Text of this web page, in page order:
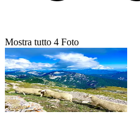
Mostra tutto 4 Foto